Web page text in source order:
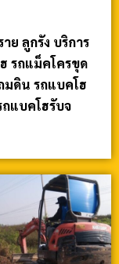
ย ลูกรัง บริการ
รถแม็คโครขุด
มดิน รถแบคโฮ
แบคโฮรับจ